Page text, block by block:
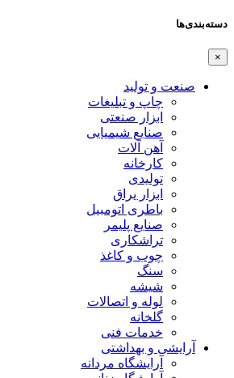
دسته‌بندی‌ها
×
صنعت و تولید
چاپ و تبلیغات
ابزار صنعتی
صنایع شیمیایی
آهن آلات
کارخانه
تولیدی
ابزار یراق
باطری اتومبیل
صنایع پلیمر
تراشکاری
چوب و کاغذ
سنگ
شیشه
لوله و اتصالات
گلخانه
خدمات فنی
آرایشی و بهداشتی
آرایشگاه مردانه